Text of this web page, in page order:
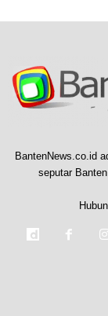
BantenNews.co.id
seputar